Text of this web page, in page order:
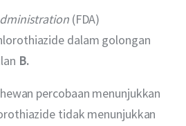
(FDA)
dalam golongan
B.
percobaan menunjukkan
tidak menunjukkan